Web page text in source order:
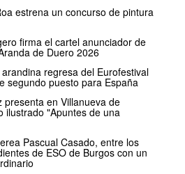
estrena un concurso de pintura
firma el cartel anunciador de
de Duero 2026
regresa del Eurofestival
segundo puesto para España
presenta en Villanueva de
ilustrado "Apuntes de una
Pascual Casado, entre los
de ESO de Burgos con un